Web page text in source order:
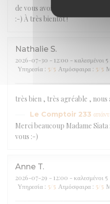
de vous avoir accueillis et que
:-) À très bientôt !
Nathalie S
2026-07-30 - 12:00 - καλεσμένοι 5
Υπηρεσία : 5/5 Ατμόσφαιρα : 5/5
très bien , très agréable , nous
Le Comptoir 233
Merci beaucoup Madame
vous :-)
Anne T
2026-07-29 - 12:00 - καλεσμένοι 5
Υπηρεσία : 5/5 Ατμόσφαιρα : 5/5